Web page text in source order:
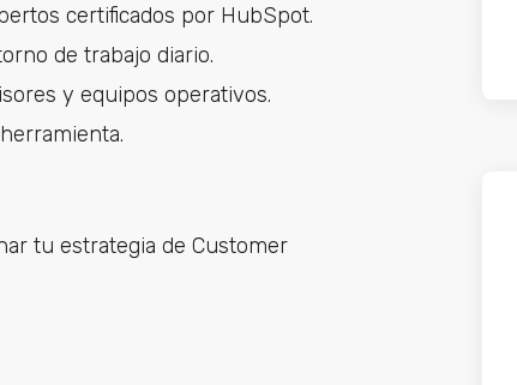
certificados por HubSpot.
de trabajo diario.
y equipos operativos.
tu estrategia de Customer